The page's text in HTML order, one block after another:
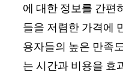
에 대한 정보를 간편
들을 저렴한 가격에
용자들의 높은 만족
는 시간과 비용을 효